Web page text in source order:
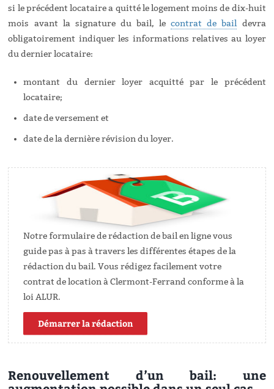
si le précédent locataire a quitté le logement moins de dix-huit
mois avant la signature du bail, lecontrat de baildevra
obligatoirement indiquer les informations relatives au loyer
du dernier locataire:
montant du dernier loyer acquitté par le précédent
locataire;
date de versement et
date de la dernière révision du loyer.
Notre formulaire de rédaction de bail en ligne vous
guide pas à pas à travers les différentes étapes de la
rédaction du bail. Vous rédigez facilement votre
contrat de location à Clermont-Ferrand conforme à la
loi ALUR.
Démarrer la rédaction
Renouvellement d’un bail: une